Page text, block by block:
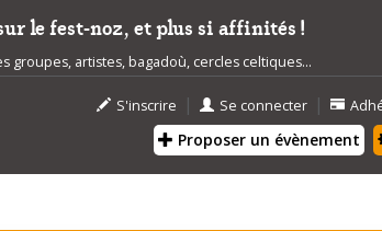
le fest-noz, et plus si affinités !
groupes, artistes, bagadoù, cercles celtiques...
S'inscrire | Se connecter |
Proposer un évènement